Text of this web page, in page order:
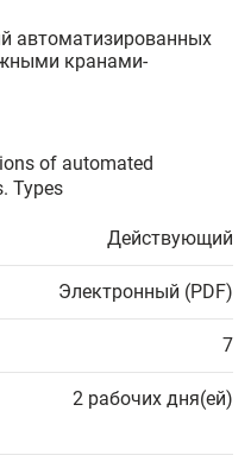
автоматизированных
кранами-
of automated
Types
Действующий
Электронный (PDF)
7
2 рабочих дня(ей)